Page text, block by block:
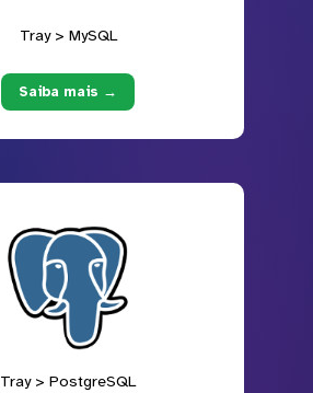
Tray > MySQL
Saiba mais →
Tray > PostgreSQL